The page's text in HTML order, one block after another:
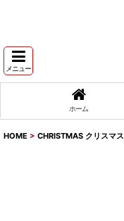
メニュー
ホーム
HOME > CHRISTMAS クリスマス